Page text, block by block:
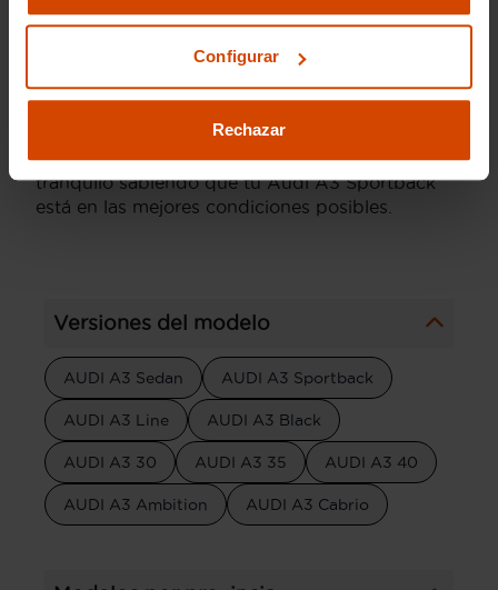
Configurar
Rechazar
Además, al optar por Flexicar, no solo te
sino que también te garantizamos la máxima
confianza a lo largo de todo el proceso. Todos
de calidad y ofrecen garantías que aseguran su
óptimo funcionamiento. Así, puedes estar
tranquilo sabiendo que tu Audi A3 Sportback
está en las mejores condiciones posibles.
Versiones del modelo
AUDI A3 Sedan AUDI A3 Sportback
AUDI A3 Line AUDI A3 Black
AUDI A3 30 AUDI A3 35 AUDI A3 40
AUDI A3 Ambition AUDI A3 Cabrio